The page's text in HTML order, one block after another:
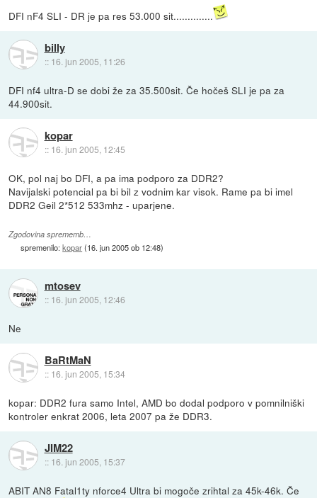
DFI nF4 SLI - DR je pa res 53.000 sit..............
billy
:: 16. jun 2005, 11:26
DFI nf4 ultra-D se dobi že za 35.500sit. Če hočeš SLI je pa za
44.900sit.
kopar
:: 16. jun 2005, 12:45
OK, pol naj bo DFI, a pa ima podporo za DDR2?
Navijalski potencial pa bi bil z vodnim kar visok. Rame pa bi imel
DDR2 Geil 2*512 533mhz - uparjene.
Zgodovina sprememb…
spremenilo:kopar(16. jun 2005 ob 12:48)
mtosev
:: 16. jun 2005, 12:46
Ne
BaRtMaN
:: 16. jun 2005, 15:34
kopar: DDR2 fura samo Intel, AMD bo dodal podporo v pomnilniški
kontroler enkrat 2006, leta 2007 pa že DDR3.
JIM22
:: 16. jun 2005, 15:37
ABIT AN8 Fatal1ty nforce4 Ultra bi mogoče zrihtal za 45k-46k. Če